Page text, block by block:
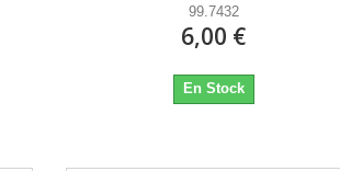
99.7432
6,00 €
En Stock